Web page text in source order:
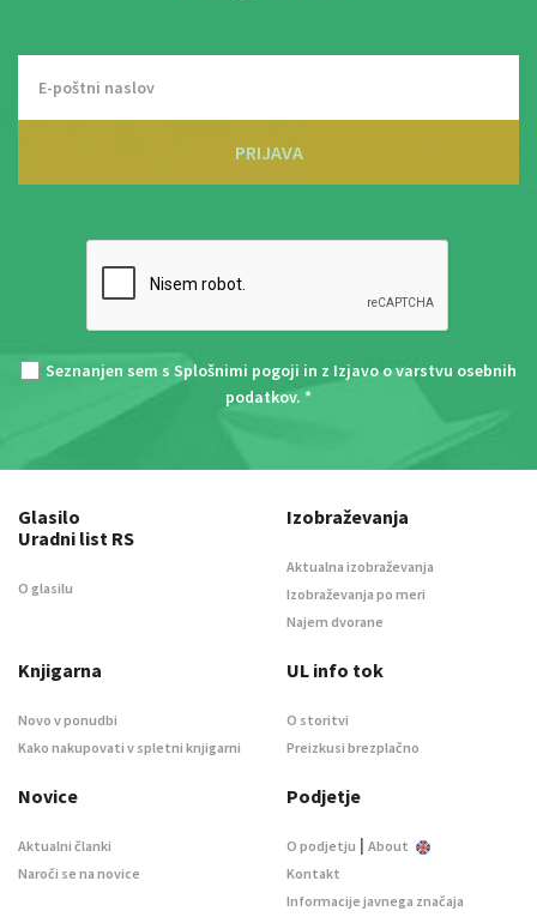
PRIJAVA
Seznanjen sem s Splošnimi pogoji in z Izjavo o varstvu osebnih
podatkov. *
Glasilo
Uradni list RS
O glasilu
Izobraževanja
Aktualna izobraževanja
Izobraževanja po meri
Najem dvorane
Knjigarna
Novo v ponudbi
Kako nakupovati v spletni knjigarni
UL info tok
O storitvi
Preizkusi brezplačno
Novice
Aktualni članki
Naroči se na novice
Podjetje
O podjetju | About
Kontakt
Informacije javnega značaja